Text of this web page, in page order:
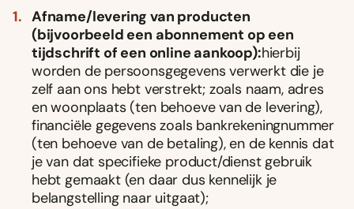
Afname/levering van producten
(bijvoorbeeld een abonnement op een
tijdschrift of een online aankoop):hierbij
worden de persoonsgegevens verwerkt die je
zelf aan ons hebt verstrekt; zoals naam, adres
en woonplaats (ten behoeve van de levering),
financiële gegevens zoals bankrekeningnummer
(ten behoeve van de betaling), en de kennis dat
je van dat specifieke product/dienst gebruik
hebt gemaakt (en daar dus kennelijk je
belangstelling naar uitgaat);